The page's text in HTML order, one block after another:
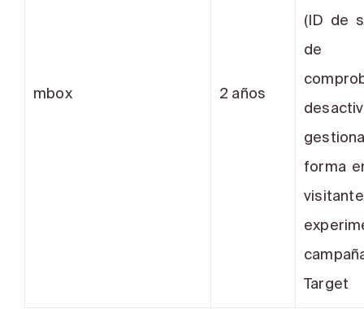
mbox 2 años
(ID de
de
forma
Target